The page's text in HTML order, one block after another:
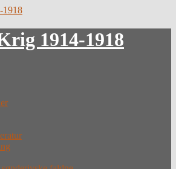
1914-1918